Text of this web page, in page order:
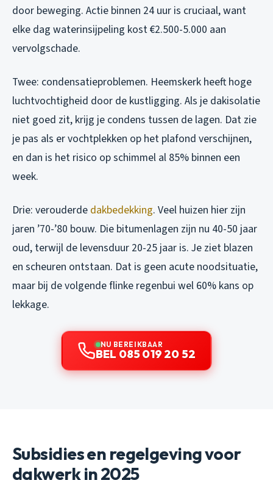
door beweging. Actie binnen 24 uur is cruciaal, want
elke dag waterinsijpeling kost €2.500-5.000 aan
vervolgschade.
Twee: condensatieproblemen. Heemskerk heeft hoge
luchtvochtigheid door de kustligging. Als je dakisolatie
niet goed zit, krijg je condens tussen de lagen. Dat zie
je pas als er vochtplekken op het plafond verschijnen,
en dan is het risico op schimmel al 85% binnen een
week.
Drie: verouderde dakbedekking. Veel huizen hier zijn
jaren ’70-’80 bouw. Die bitumenlagen zijn nu 40-50 jaar
oud, terwijl de levensduur 20-25 jaar is. Je ziet blazen
en scheuren ontstaan. Dat is geen acute noodsituatie,
maar bij de volgende flinke regenbui wel 60% kans op
lekkage.
NU BEREIKBAAR
BEL 085 019 20 52
Subsidies en regelgeving voor
dakwerk in 2025